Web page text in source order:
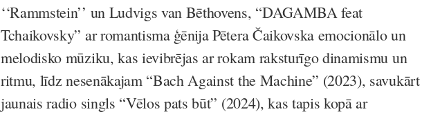
‘‘Rammstein’’ un Ludvigs van Bēthovens, “DAGAMBA feat
Tchaikovsky” ar romantisma ģēnija Pētera Čaikovska emocionālo un
melodisko mūziku, kas ievibrējas ar rokam raksturīgo dinamismu un
ritmu, līdz nesenākajam “Bach Against the Machine” (2023), savukārt
jaunais radio singls “Vēlos pats būt” (2024), kas tapis kopā ar